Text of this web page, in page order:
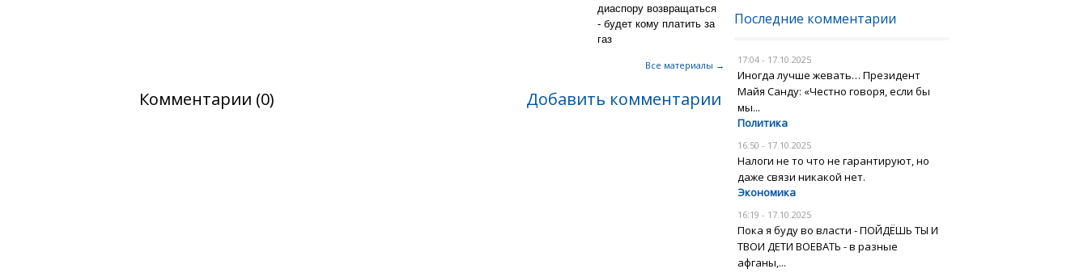
диаспору возвращаться
- будет кому платить за
газ
Все материалы →
Комментарии (0) Добавить комментарии
Последние комментарии
17:04 - 17.10.2025
Иногда лучше жевать… Президент
Майя Санду: «Честно говоря, если бы
мы...
Политика
16:50 - 17.10.2025
Налоги не то что не гарантируют, но
даже связи никакой нет.
Экономика
16:19 - 17.10.2025
Пока я буду во власти - ПОЙДЁШЬ ТЫ И
ТВОИ ДЕТИ ВОЕВАТЬ - в разные
афганы,...